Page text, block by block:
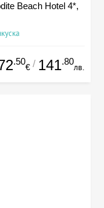
Beach Hotel 4*,
.50
€ / 141.80
лв.